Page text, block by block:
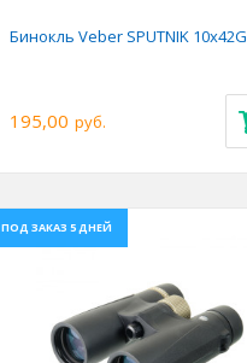
Бинокль Veber SPUTNIK 10х42G
195,00 руб.
ПОД ЗАКАЗ 5 ДНЕЙ
Previous